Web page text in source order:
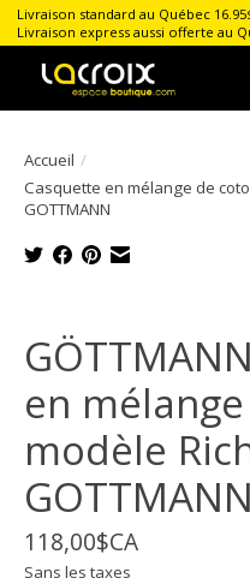
Livraison standard au Québec
Livraison express aussi offerte au
Accueil /
Casquette en mélange de
GOTTMANN
en
modèle
GOTTMANN
118,00$CA
Sans les taxes